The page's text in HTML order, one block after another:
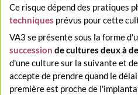
Ce risque dépend des pratiques
techniques prévus pour cette
VA3 se présente sous la forme
succession de cultures deux à
d'une culture sur la suivante et
accepte de prendre quand le
première est proche de